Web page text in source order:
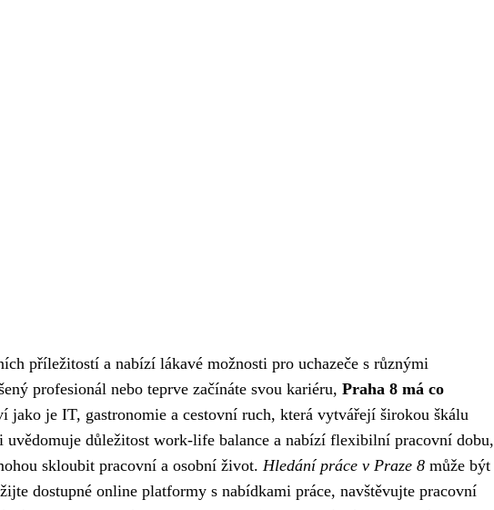
příležitostí a nabízí lákavé možnosti pro uchazeče s různými
profesionál nebo teprve začínáte svou kariéru, Praha 8 má co
jako je IT, gastronomie a cestovní ruch, která vytvářejí širokou škálu
důležitost work-life balance a nabízí flexibilní pracovní dobu,
skloubit pracovní a osobní život. Hledání práce v Praze 8 může být
dostupné online platformy s nabídkami práce, navštěvujte pracovní